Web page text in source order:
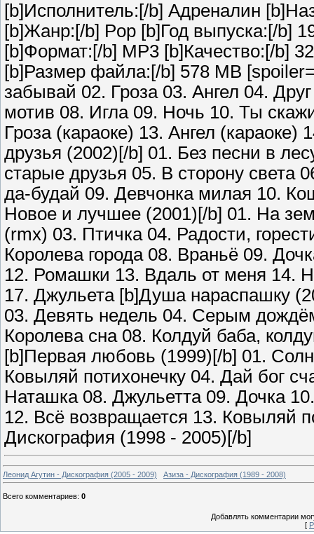
[b]Исполнитель:[/b] Адреналин
[b]Жанр:[/b] Pop [b]Год выпуска:[/b]
[b]Формат:[/b] MP3 [b]Качество:[/b]
[b]Размер файла:[/b] 578 MB
забывай 02. Гроза 03. Ангел 04.
мотив 08. Игла 09. Ночь 10. Ты
Гроза (караоке) 13. Ангел
друзья (2002)[/b] 01. Без песни в
старые друзья 05. В сторону света
да-будай 09. Девчонка милая 10.
Новое и лучшее (2001)[/b] 01. На
(rmx) 03. Птичка 04. Радости,
Королева города 08. Враньё 09.
12. Ромашки 13. Вдаль от меня 14.
17. Джульета [b]Душа нараспашку
03. Девять недель 04. Серым
Королева сна 08. Колдуй баба,
[b]Первая любовь (1999)[/b] 01.
Ковыляй потихонечку 04. Дай бог
Наташка 08. Джульетта 09. Дочка
12. Всё возвращается 13. Ковыляй
Дискография (1998 - 2005)[/b]
Леонид Агутин - Дискография (2005 - 2009) Азиза - Дискография (1989 - 2008)
Всего комментариев: 0
Добавлять комментарии
[